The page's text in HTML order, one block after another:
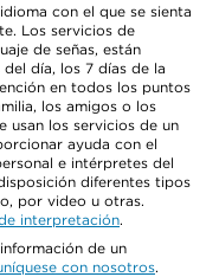
con el que se sienta
Los servicios de
de señas, están
día, los 7 días de la
en todos los puntos
los amigos o los
usan los servicios de un
ayuda con el
e intérpretes del
diferentes tipos
por video u otras.
interpretación.
de un
con nosotros.